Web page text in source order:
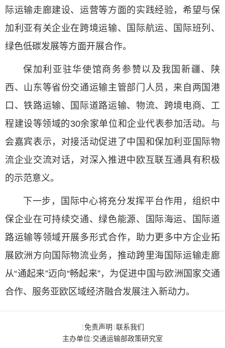
际运输走廊建设、运营等方面的实践经验，希望与保
加利亚有关企业在跨境运输、国际航运、国际班列、
绿色低碳发展等方面开展合作。
保加利亚驻华使馆商务参赞以及我国新疆、陕
西、山东等省份交通运输主管部门人员，来自两国港
口、铁路运输、国际道路运输、物流、跨境电商、工
程建设等领域的30余家单位和企业代表参加活动。与
会嘉宾表示，对接活动促进了中国和保加利亚国际物
流企业交流对话，对深入推进中欧互联互通具有积极
的示范意义。
下一步，国际中心将充分发挥平台作用，组织中
保企业在可持续交通、绿色能源、国际海运、国际道
路运输等领域开展多形式合作，助力更多中方企业拓
展欧洲方向国际物流业务，推动跨里海国际运输走廊
从“通起来”迈向“畅起来”，为促进中国与欧洲国家交通
合作、服务亚欧区域经济融合发展注入新动力。
| 免责声明 | 联系我们
主办单位:交通运输部政策研究室